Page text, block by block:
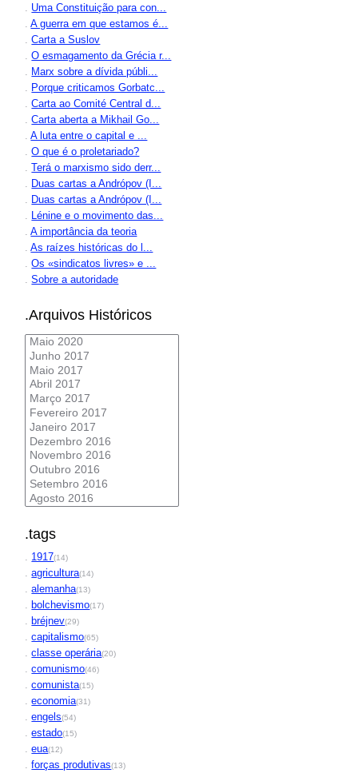
Uma Constituição para con...
.A guerra em que estamos é...
.Carta a Suslov
.O esmagamento da Grécia r...
Marx sobre a dívida públi...
Porque criticamos Gorbatc...
.Carta ao Comité Central d...
.Carta aberta a Mikhail Go...
.A luta entre o capital e ...
.O que é o proletariado?
.Terá o marxismo sido derr...
Duas cartas a Andrópov (I...
Duas cartas a Andrópov (I...
Lénine e o movimento das...
.A importância da teoria
.As raízes históricas do l...
.Os «sindicatos livres» e ...
.Sobre a autoridade
.Arquivos Históricos
.tags
1917(14)
.agricultura(14)
.alemanha(13)
.bolchevismo(17)
.bréjnev(29)
.capitalismo(65)
.classe operária(20)
.comunismo(46)
.comunista(15)
.economia(31)
.engels(54)
.estado(15)
.eua(12)
.forças produtivas(13)